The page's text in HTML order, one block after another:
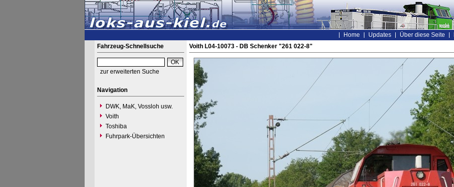
Home Updates Über diese Seite
Fahrzeug-Schnellsuche
zur erweiterten Suche
Navigation
DWK, MaK, Vossloh usw.
Voith
Toshiba
Fuhrpark-Übersichten
Voith L04-10073 - DB Schenker "261 022-8"